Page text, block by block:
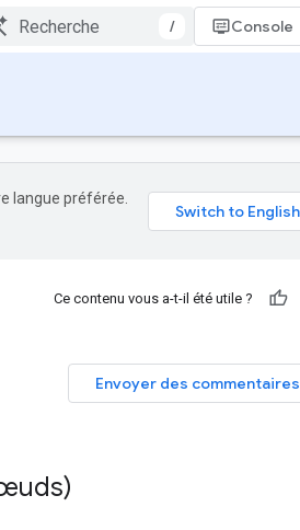
/ Console
langue préférée.
Ce contenu vous a-t-il été utile ?
Envoyer des commentaires